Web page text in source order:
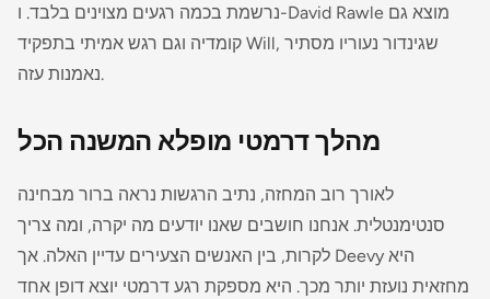
נרשמת בכמה רגעים מצוינים בלבד. ו-David Rawle מוצא גם
קומדיה וגם רגש אמיתי בתפקיד Will, שגינדור נעוריו מסתיר
נאמנות עזה.
מהלך דרמטי מופלא המשנה הכל
לאורך רוב המחזה, נתיב הרגשות נראה ברור מבחינה
סנטימנטלית. אנחנו חושבים שאנו יודעים מה יקרה, ומה צריך
לקרות, בין האנשים הצעירים עדיין האלה. אך Deevy היא
מחזאית נועזת יותר מכך. היא מספקת רגע דרמטי יוצא דופן אחד